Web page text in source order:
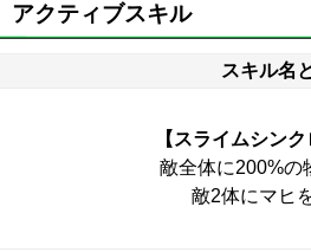
アクティブスキル
スキル名
【スライムシンク
敵全体に200%の
敵2体にマヒ